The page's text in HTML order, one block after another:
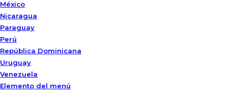
México
Nicaragua
Paraguay
Perú
República Dominicana
Uruguay
Venezuela
Elemento del menú